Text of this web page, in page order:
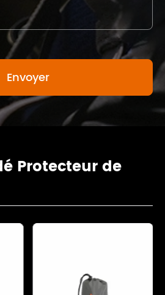
Protecteur de